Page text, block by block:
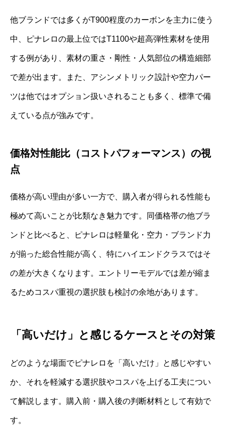
他ブランドでは多くがT900程度のカーボンを主力に使う
中、ピナレロの最上位ではT1100や超高弾性素材を使用
する例があり、素材の重さ・剛性・人気部位の構造細部
で差が出ます。また、アシンメトリック設計や空力パー
ツは他ではオプション扱いされることも多く、標準で備
えている点が強みです。
価格対性能比（コストパフォーマンス）の視
点
価格が高い理由が多い一方で、購入者が得られる性能も
極めて高いことが比類なき魅力です。同価格帯の他ブラ
ンドと比べると、ピナレロは軽量化・空力・ブランド力
が揃った総合性能が高く、特にハイエンドクラスではそ
の差が大きくなります。エントリーモデルでは差が縮ま
るためコスパ重視の選択肢も検討の余地があります。
「高いだけ」と感じるケースとその対策
どのような場面でピナレロを「高いだけ」と感じやすい
か、それを軽減する選択肢やコスパを上げる工夫につい
て解説します。購入前・購入後の判断材料として有効で
す。